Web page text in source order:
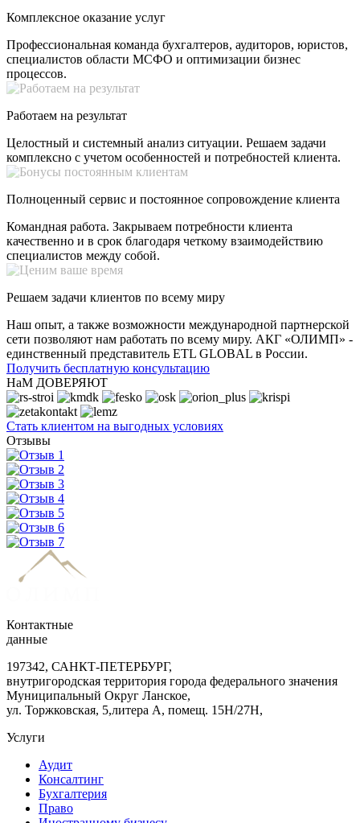
Комплексное оказание услуг
Профессиональная команда бухгалтеров, аудиторов, юристов,
специалистов области МСФО и оптимизации бизнес
процессов.
Работаем на результат
Целостный и системный анализ ситуации. Решаем задачи
комплексно с учетом особенностей и потребностей клиента.
Полноценный сервис и постоянное сопровождение клиента
Командная работа. Закрываем потребности клиента
качественно и в срок благодаря четкому взаимодействию
специалистов между собой.
Решаем задачи клиентов по всему миру
Наш опыт, а также возможности международной партнерской
сети позволяют нам работать по всему миру. АКГ «ОЛИМП» -
единственный представитель ETL GLOBAL в России.
Получить бесплатную консультацию
НаМ ДОВЕРЯЮТ
Стать клиентом на выгодных условиях
Отзывы
Контактные
данные
197342, САНКТ-ПЕТЕРБУРГ,
внутригородская территория города федерального значения
Муниципальный Округ Ланское,
ул. Торжковская, 5,литера А, помещ. 15Н/27Н,
Услуги
Аудит
Консалтинг
Бухгалтерия
Право